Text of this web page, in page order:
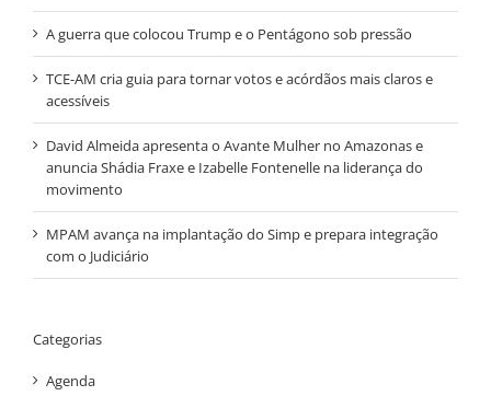
A guerra que colocou Trump e o Pentágono sob pressão
TCE-AM cria guia para tornar votos e acórdãos mais claros e
acessíveis
David Almeida apresenta o Avante Mulher no Amazonas e
anuncia Shádia Fraxe e Izabelle Fontenelle na liderança do
movimento
MPAM avança na implantação do Simp e prepara integração
com o Judiciário
Categorias
Agenda